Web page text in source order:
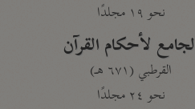
نحو ١٩ مجلدًا
لأحكام القرآن
القرطبي (٦٧١ هـ)
نحو ٢٤ مجلدًا